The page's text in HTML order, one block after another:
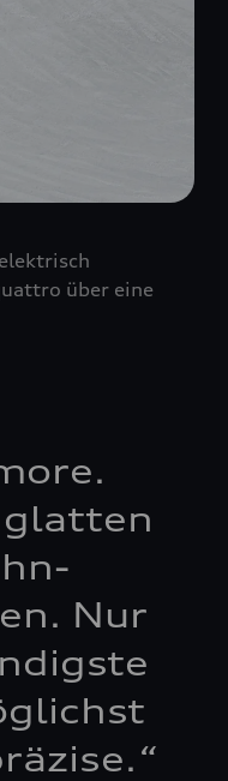
über eine
glatten
Nur
“